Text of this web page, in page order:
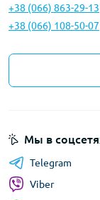
+38 (066) 863-29-13
+38 (066) 108-50-07
Мы в
Telegram
Viber